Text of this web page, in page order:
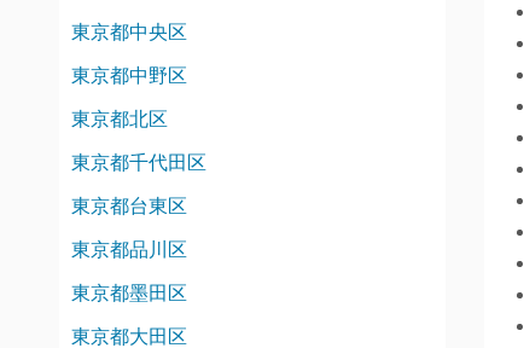
東京都中央区
東京都中野区
東京都北区
東京都千代田区
東京都台東区
東京都品川区
東京都墨田区
東京都大田区